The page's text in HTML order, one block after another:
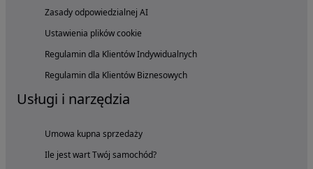
Zasady odpowiedzialnej AI
Ustawienia plików cookie
Regulamin dla Klientów Indywidualnych
Regulamin dla Klientów Biznesowych
Usługi i narzędzia
Umowa kupna sprzedaży
Ile jest wart Twój samochód?